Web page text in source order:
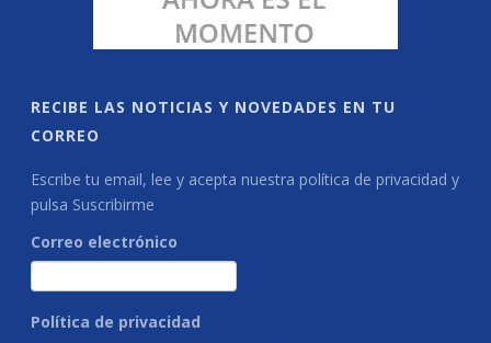
RECIBE LAS NOTICIAS Y NOVEDADES EN TU
CORREO
Escribe tu email, lee y acepta nuestra política de privacidad y
pulsa Suscribirme
Correo electrónico
Política de privacidad